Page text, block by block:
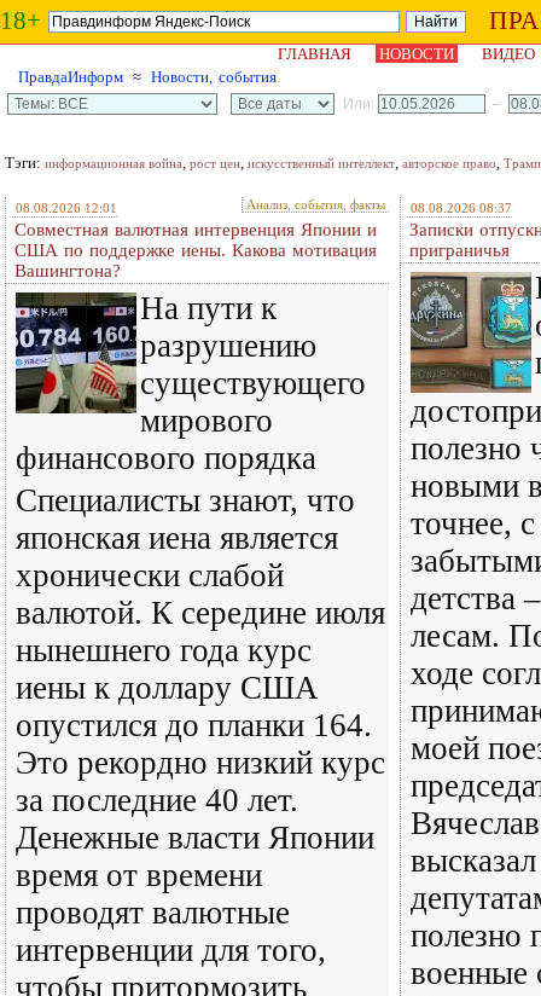
18+
ГЛАВНАЯ НОВОСТИ
ВИДЕО
ПравдаИнформ ≈ Новости, события
Или: –
Тэги: информационная война, рост цен, искусственный интеллект, авторское право, Трамп
08.08.2026 12:01 Анализ, события, факты
Совместная валютная интервенция Японии и
США по поддержке иены. Какова мотивация
Вашингтона?
На пути к
разрушению
существующего
мирового
финансового порядка
Специалисты знают, что
японская иена является
хронически слабой
валютой. К середине июля
нынешнего года курс
иены к доллару США
опустился до планки 164.
Это рекордно низкий курс
за последние 40 лет.
Денежные власти Японии
время от времени
проводят валютные
интервенции для того,
чтобы притормозить
08.08.2026 08:37
Записки
приграничья
полезно
новыми
точнее,
детства
лесам.
ходе
моей
полезно
военные